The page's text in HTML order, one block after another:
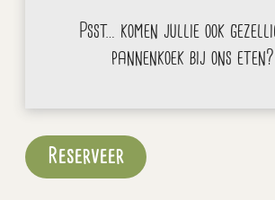
Psst… komen jullie ook
pannenkoek bij ons eten?
Reserveer